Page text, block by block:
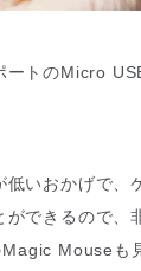
ートのMicro
いおかげで、
ができるので、
Mouseも